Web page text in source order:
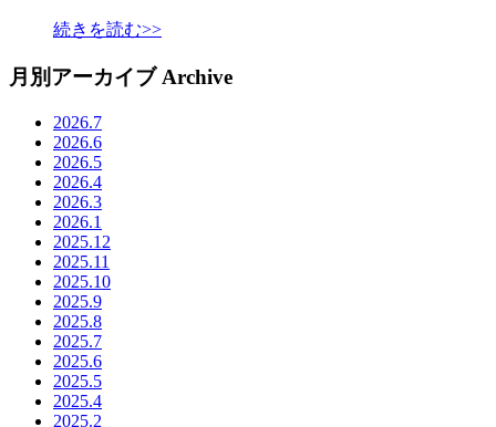
続きを読む>>
月別アーカイブArchive
2026.7
2026.6
2026.5
2026.4
2026.3
2026.1
2025.12
2025.11
2025.10
2025.9
2025.8
2025.7
2025.6
2025.5
2025.4
2025.2